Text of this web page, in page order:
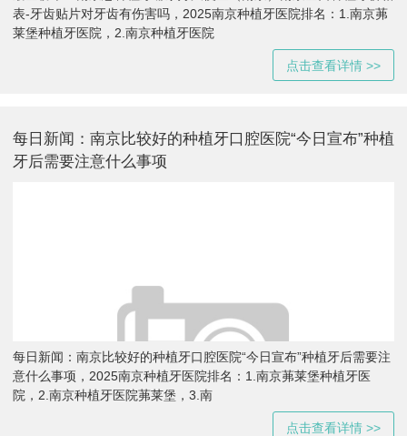
表-牙齿贴片对牙齿有伤害吗，2025南京种植牙医院排名：1.南京茀
莱堡种植牙医院，2.南京种植牙医院
点击查看详情 >>
每日新闻：南京比较好的种植牙口腔医院“今日宣布”种植
牙后需要注意什么事项
每日新闻：南京比较好的种植牙口腔医院“今日宣布”种植牙后需要注
意什么事项，2025南京种植牙医院排名：1.南京茀莱堡种植牙医
院，2.南京种植牙医院茀莱堡，3.南
点击查看详情 >>